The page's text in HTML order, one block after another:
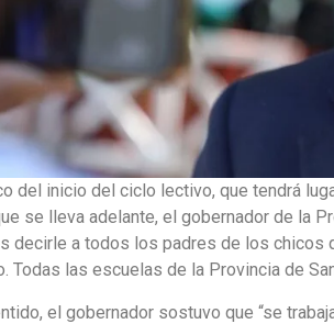
del inicio del ciclo lectivo, que tendrá
se lleva adelante, el gobernador de la
decirle a todos los padres de los
Todas las escuelas de la Provincia de
el gobernador sostuvo que “se